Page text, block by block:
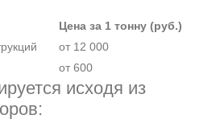
Цена за 1 тонну (руб.)
от 12 000
от 600
исходя из